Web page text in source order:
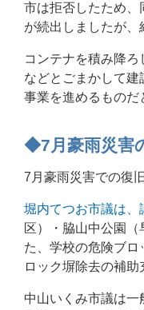
市は拒否したため、
が続出しましたが、
コンテナを積み降
などとごまかして
事業を進めるものだ
◆7月豪雨災害
7月豪雨災害での復
堀内てつお市議は、
区）・脇山中公園
た、学校の危険ブ
ロック塀除去の補
中山いくみ市議は